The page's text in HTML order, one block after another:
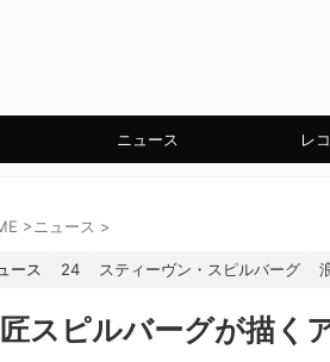
ニュース レ
>ニュース >
ース 24 スティーヴン・スピルバーグ
スピルバーグが描く